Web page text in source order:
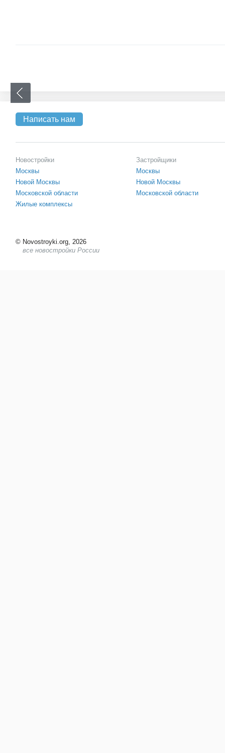
Написать нам
Новостройки
Москвы
Новой Москвы
Московской области
Жилые комплексы
Застройщики
Москвы
Новой Москвы
Московской области
© Novostroyki.org, 2026
все новостройки России